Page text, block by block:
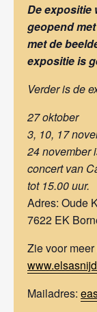
De expositie
geopend
met de
expositie is
Verder is de
27 oktober
3, 10, 17
24 november
concert van
tot 15.00 uur.
Adres: Oude
7622 EK
Zie voor
Mailadres: